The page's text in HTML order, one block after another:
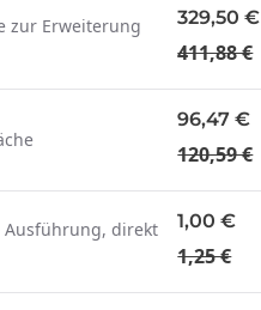
zur Erweiterung
329,50 €
411,88 €
96,47 €
120,59 €
direkt
1,00 €
1,25 €